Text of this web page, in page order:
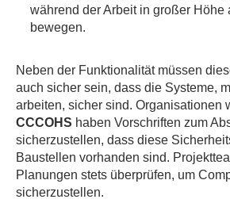
während der Arbeit in großer Höhe
bewegen.
Neben der Funktionalität müssen
auch sicher sein, dass die Systeme,
arbeiten, sicher sind. Organisationen
CCCOHS haben Vorschriften zum
sicherzustellen, dass diese
Baustellen vorhanden sind.
Planungen stets überprüfen, um
sicherzustellen.